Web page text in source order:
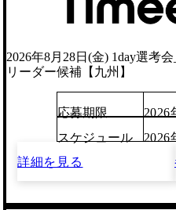
2026年8月28日(金) 1day選考
リーダー候補【九州】
応募期限
2026
スケジュール
2026
詳細を見る